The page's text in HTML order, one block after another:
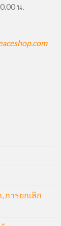
น.
การยกเลิก